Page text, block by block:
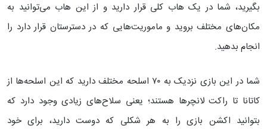
بگیرید، شما در یک هاب کلی قرار دارید و از این هاب می‌توانید به
مکان‌های مختلف بروید و ماموریت‌هایی که در دسترستان قرار دارد را
انجام بدهید.
شما در این بازی نزدیک به ۷۰ اسلحه مختلف دارید که این اسلحه‌ها از
کاتانا تا راکت لانچرها هستند؛ یعنی سلاح‌های زیادی وجود دارد که
بتوانید اکشن بازی را به هر شکلی که دوست دارید، برای خود